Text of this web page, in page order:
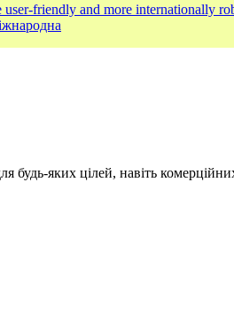
user-friendly and more internationally
будь-яких цілей, навіть